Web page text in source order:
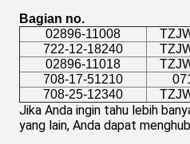
Bagian no.
02896-11008
722-12-18240
02896-11018
708-17-51210
708-25-12340
Jika Anda ingin tahu lebih
yang lain, Anda dapat